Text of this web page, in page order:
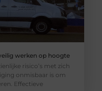
werken op hoogte
risico’s met zich
onmisbaar is om
Effectieve